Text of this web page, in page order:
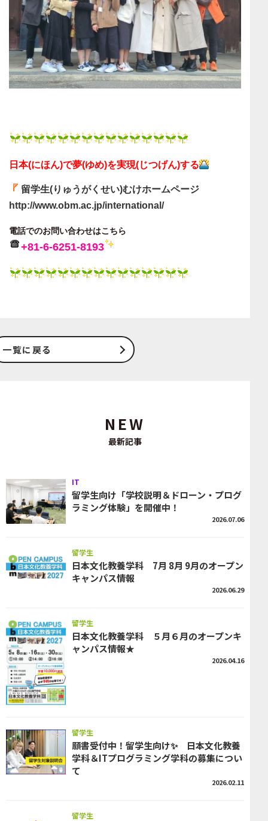
NEW
最新記事
IT
留学生向け「学校説明＆ドローン・プログ
ラミング体験」を開催中！
2026.07.06
留学生
日本文化教養学科 7月 8月 9月のオープン
キャンパス情報
2026.06.29
留学生
日本文化教養学科 ５月６月のオープンキ
ャンパス情報★
2026.04.16
留学生
願書受付中！留学生向け✨ 日本文化教養
学科＆ITプログラミング学科の募集につい
て
2026.02.11
留学生
日本(にほん)で夢(ゆめ)を実現(じつげん)する
留学生(りゅうがくせい)むけホームページ
http://www.obm.ac.jp/international/
電話でのお問い合わせはこちら
+81-6-6251-8193
一覧に戻る